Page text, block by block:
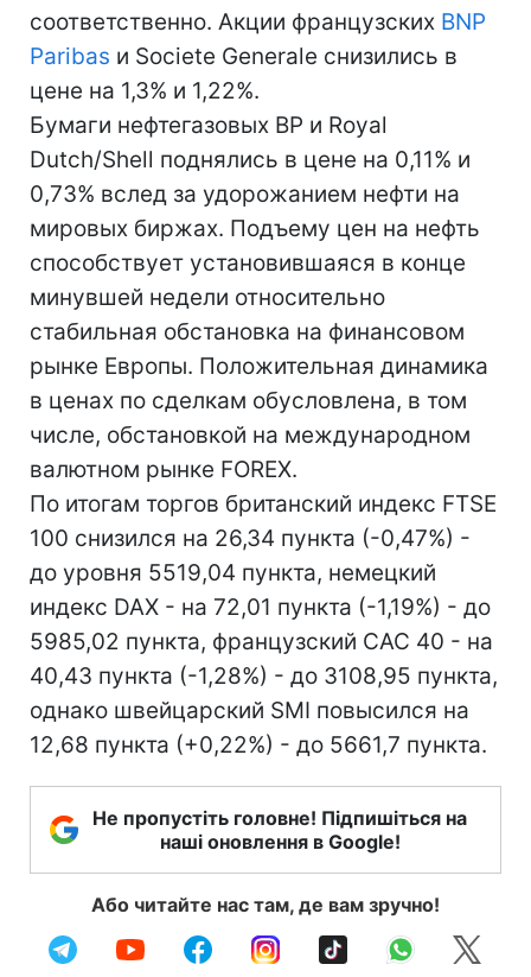
соответственно. Акции французских BNP
Paribas и Societe Generale снизились в
цене на 1,3% и 1,22%.
Бумаги нефтегазовых BP и Royal
Dutch/Shell поднялись в цене на 0,11% и
0,73% вслед за удорожанием нефти на
мировых биржах. Подъему цен на нефть
способствует установившаяся в конце
минувшей недели относительно
стабильная обстановка на финансовом
рынке Европы. Положительная динамика
в ценах по сделкам обусловлена, в том
числе, обстановкой на международном
валютном рынке FOREX.
По итогам торгов британский индекс FTSE
100 снизился на 26,34 пункта (-0,47%) -
до уровня 5519,04 пункта, немецкий
индекс DAX - на 72,01 пункта (-1,19%) - до
5985,02 пункта, французский CAC 40 - на
40,43 пункта (-1,28%) - до 3108,95 пункта,
однако швейцарский SMI повысился на
12,68 пункта (+0,22%) - до 5661,7 пункта.
Не пропустіть головне! Підпишіться на
наші оновлення в Google!
Або читайте нас там, де вам зручно!